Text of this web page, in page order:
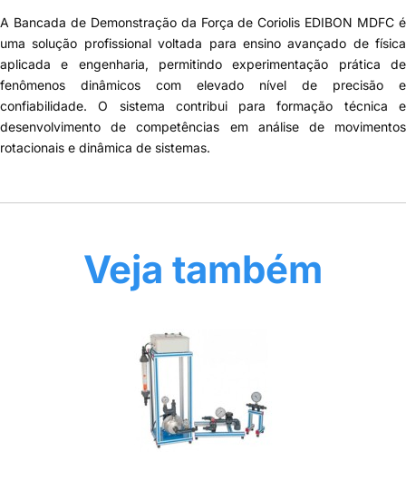
A Bancada de Demonstração da Força de Coriolis EDIBON MDFC é
uma solução profissional voltada para ensino avançado de física
aplicada e engenharia, permitindo experimentação prática de
fenômenos dinâmicos com elevado nível de precisão e
confiabilidade. O sistema contribui para formação técnica e
desenvolvimento de competências em análise de movimentos
rotacionais e dinâmica de sistemas.
Veja também